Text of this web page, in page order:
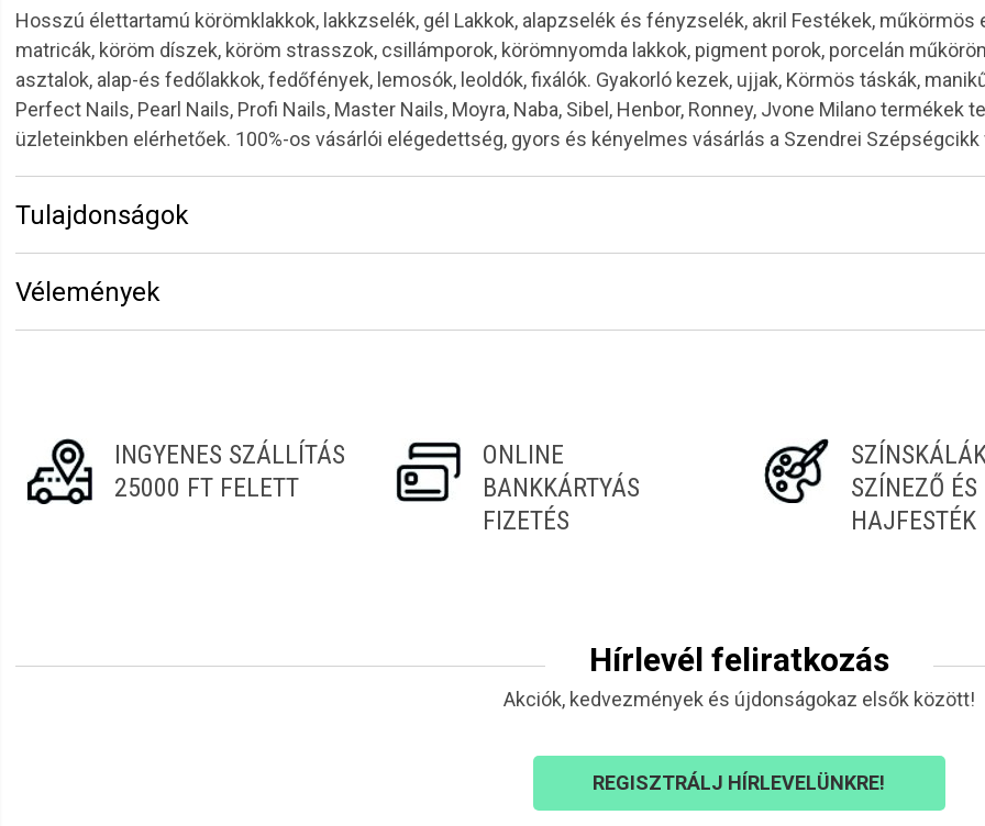
Hosszú élettartamú körömklakkok, lakkzselék, gél Lakkok, alapzselék és fényzselék, akril Festékek,
matricák, köröm díszek, köröm strasszok, csillámporok, körömnyomda lakkok, pigment porok, porcelán
asztalok, alap-és fedőlakkok, fedőfények, lemosók, leoldók, fixálók. Gyakorló kezek, ujjak, Körmös táskák,
Perfect Nails, Pearl Nails, Profi Nails, Master Nails, Moyra, Naba, Sibel, Henbor, Ronney, Jvone Milano
üzleteinkben elérhetőek. 100%-os vásárlói elégedettség, gyors és kényelmes vásárlás a Szendrei
Tulajdonságok
Hosszúság:
Vélemények
INGYENES SZÁLLÍTÁS
25000 FT FELETT
ONLINE
BANKKÁRTYÁS
FIZETÉS
SZÍNEZŐ ÉS
HAJFESTÉK
Hírlevél feliratkozás
Akciók, kedvezmények és újdonságokaz elsők között!
REGISZTRÁLJ HÍRLEVELÜNKRE!